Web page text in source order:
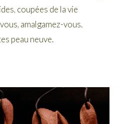
coupées de la vie
amalgamez-vous.
peau neuve.